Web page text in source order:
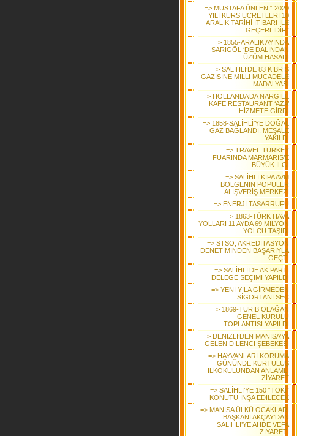
=> MUSTAFA ÜNLEN “ 2020
YILI KURS ÜCRETLERİ 10
ARALIK TARİHİ İTİBARI İLE
GEÇERLİDİR”
=> 1855-ARALIK AYINDA
SARIGÖL ‘DE DALINDAN
ÜZÜM HASADI
=> SALİHLİ’DE 83 KIBRIS
GAZİSİNE MİLLİ MÜCADELE
MADALYASI
=> HOLLANDA’DA NARGİLE
KAFE RESTAURANT ‘AZA’
HİZMETE GİRDİ
=> 1858-SALİHLİ’YE DOĞAL
GAZ BAĞLANDI, MEŞALE
YAKILDI
=> TRAVEL TURKEY
FUARINDA MARMARİS’E
BÜYÜK İLGİ
=> SALİHLİ KİPA AVM
BÖLGENİN POPÜLER
ALIŞVERİŞ MERKEZİ
=> ENERJİ TASARRUFU
=> 1863-TÜRK HAVA
YOLLARI 11 AYDA 69 MİLYON
YOLCU TAŞIDI
=> STSO, AKREDİTASYON
DENETİMİNDEN BAŞARIYLA
GEÇTİ
=> SALİHLİ’DE AK PARTİ
DELEGE SEÇİMİ YAPILDI
=> YENİ YILA GİRMEDEN
SİGORTANI SEÇ
=> 1869-TÜRİB OLAĞAN
GENEL KURULU
TOPLANTISI YAPILDI
=> DENİZLİ’DEN MANİSA’YA
GELEN DİLENCİ ŞEBEKESİ
=> HAYVANLARI KORUMA
GÜNÜNDE KURTULUŞ
İLKOKULUNDAN ANLAMLI
ZİYARET
=> SALİHLİ’YE 150 “TOKİ”
KONUTU İNŞA EDİLECEK
=> MANİSA ÜLKÜ OCAKLARI
BAŞKANI AKÇAY’DAN
SALİHLİ’YE AHDE VEFA
ZİYARETİ